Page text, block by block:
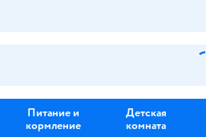
Питание и
кормление
Детская
комната